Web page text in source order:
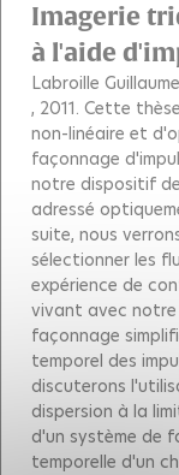
Imagerie
à l'aide
Labroille Guillaume
, 2011. Cette
non-linéaire et
façonnage
notre dispositif
adressé
suite, nous
sélectionner les
expérience de
vivant avec notre
façonnage
temporel des
discuterons
dispersion à la
d'un système de
temporelle d'un